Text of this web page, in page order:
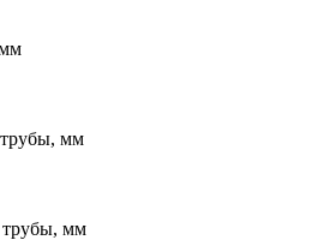
мм
трубы, мм